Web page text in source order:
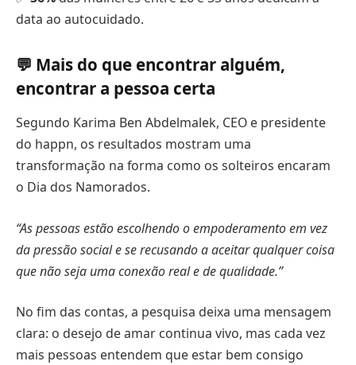
data ao autocuidado.
💬 Mais do que encontrar alguém,
encontrar a pessoa certa
Segundo Karima Ben Abdelmalek, CEO e presidente
do happn, os resultados mostram uma
transformação na forma como os solteiros encaram
o Dia dos Namorados.
“As pessoas estão escolhendo o empoderamento em vez
da pressão social e se recusando a aceitar qualquer coisa
que não seja uma conexão real e de qualidade.”
No fim das contas, a pesquisa deixa uma mensagem
clara: o desejo de amar continua vivo, mas cada vez
mais pessoas entendem que estar bem consigo